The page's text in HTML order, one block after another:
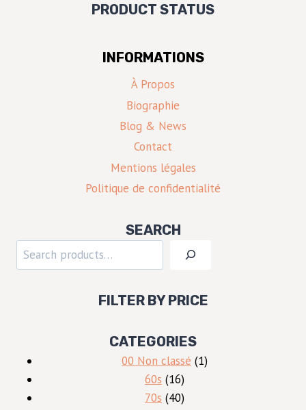
PRODUCT STATUS
INFORMATIONS
À Propos
Biographie
Blog & News
Contact
Mentions légales
Politique de confidentialité
SEARCH
Rechercher
FILTER BY PRICE
CATEGORIES
00 Non classé 11
60s 1616
produits
70s 4040